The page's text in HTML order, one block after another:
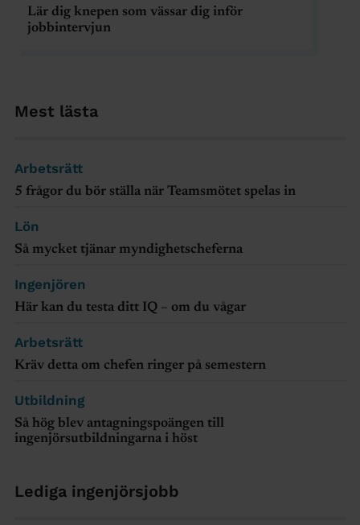
Mest lästa
Arbetsrätt
5 frågor du bör ställa när Teamsmötet spelas in
Lön
Så mycket tjänar myndighetscheferna
Ingenjören
Här kan du testa ditt IQ – om du vågar
Arbetsrätt
Kräv detta om chefen ringer på semestern
Utbildning
Så hög blev antagningspoängen till
ingenjörsutbildningarna i höst
Lediga ingenjörsjobb
Lär dig knepen som vässar dig inför
jobbintervjun